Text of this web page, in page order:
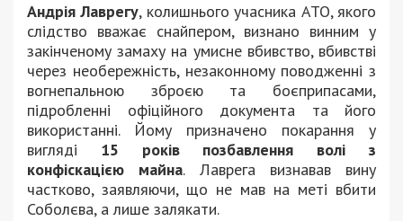
Андрія Лаврегу, колишнього учасника АТО, якого
слідство вважає снайпером, визнано винним у
закінченому замаху на умисне вбивство, вбивстві
через необережність, незаконному поводженні з
вогнепальною зброєю та боєприпасами,
підробленні офіційного документа та його
використанні. Йому призначено покарання у
вигляді 15 років позбавлення волі з
конфіскацією майна. Лаврега визнавав вину
частково, заявляючи, що не мав на меті вбити
Соболєва, а лише залякати.